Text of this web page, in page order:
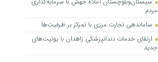
مردم
ساماندهی تجارت مرزی با تمرکز بر ظرفیت‌ها
ارتقای خدمات دندانپزشکی زاهدان با یونیت‌های
جدید